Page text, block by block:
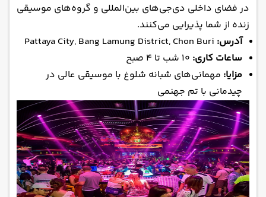
در فضای داخلی دی‌جی‌های بین‌المللی و گروه‌های موسیقی
زنده از شما پذیرایی می‌کنند.
آدرس:
ساعات کاری:
مزایا: مهمانی‌های شبانه شلوغ با موسیقی عالی در
چیدمانی با تم جهنمی